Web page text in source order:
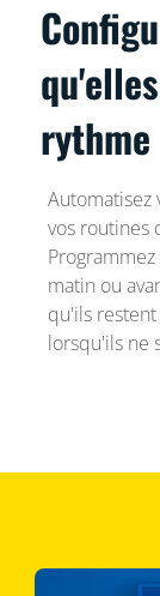
rythme
Automatisez
vos routines
matin ou
qu'ils
lorsqu'ils ne